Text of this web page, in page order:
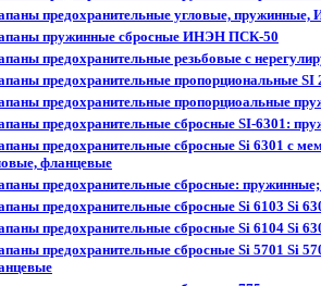
предохранительные угловые, пружинные,
пружинные сбросные ИНЭН ПСК-50
предохранительные резьбовые с
предохранительные пропорциональные
предохранительные пропорциоальные
предохранительные сбросные SI-6301:
предохранительные сбросные Si 6301 с
фланцевые
предохранительные сбросные:
предохранительные сбросные Si 6103 Si
предохранительные сбросные Si 6104 Si
предохранительные сбросные Si 5701 Si